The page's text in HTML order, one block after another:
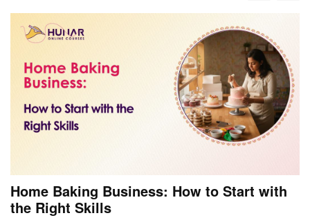
Home Baking Business: How to Start with
the Right Skills